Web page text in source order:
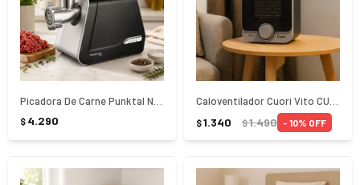
$ 4.290 $1.340 $1.490 10